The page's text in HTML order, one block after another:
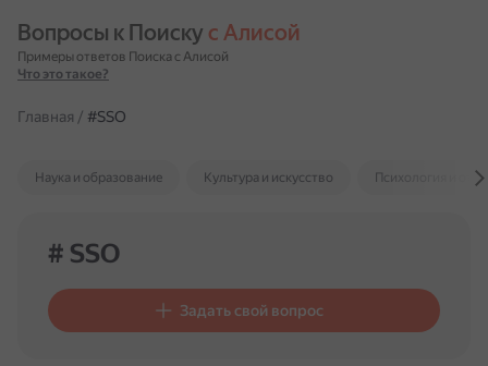
Вопросы к Поиску с Алисой
Примеры ответов Поиска с Алисой
Что это такое?
Главная / #SSO
Наука и образование Культура и искусство Психология и
# SSO
Задать свой вопрос